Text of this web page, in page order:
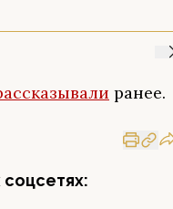
ранее.